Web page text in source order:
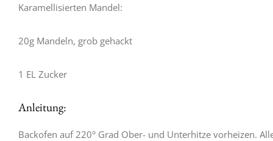
Karamellisierten Mandel:
20g Mandeln, grob gehackt
1 EL Zucker
Anleitung:
Backofen auf 220° Grad Ober- und Unterhitze vorheizen.